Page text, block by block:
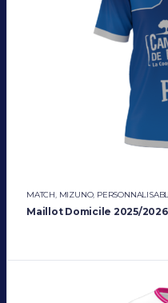
MATCH, MIZUNO,
Maillot Domicile 2025/2026